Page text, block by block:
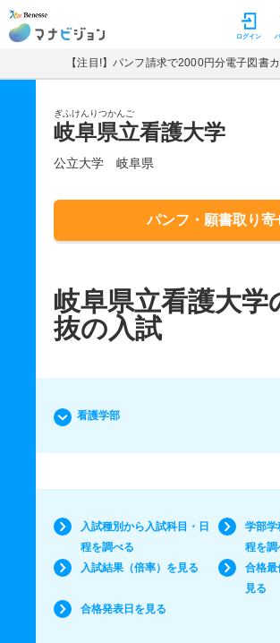
マナビジョン ログイン
【注目!】パンフ請求で2000円分電子図書
ぎふけんりつかんご
岐阜県立看護大学
公立大学 岐阜県
パンフ・願書取り寄
岐阜県立看護大学
抜の入試
看護学部
入試種別から入試科目・日
程を調べる
学部学
程を調
入試結果（倍率）を見る
合格最
見る
合格発表日を見る